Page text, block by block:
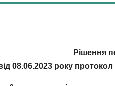
Рішення
08.06.2023 року